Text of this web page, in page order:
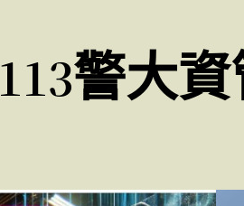
113警大